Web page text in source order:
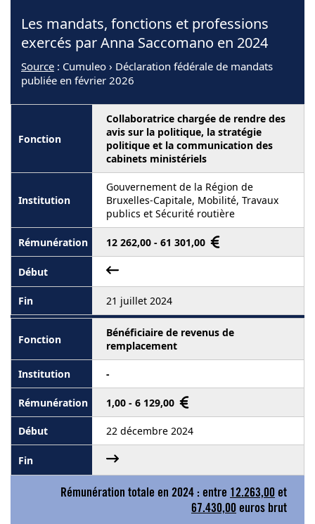
Les mandats, fonctions et professions
exercés par Anna Saccomano en 2024
Source : Cumuleo › Déclaration fédérale de mandats
publiée en février 2026
Collaboratrice chargée de rendre des
avis sur la politique, la stratégie
politique et la communication des
cabinets ministériels
Gouvernement de la Région de
Bruxelles-Capitale, Mobilité, Travaux
publics et Sécurité routière
12 262,00 - 61 301,00
21 juillet 2024
Bénéficiaire de revenus de
remplacement
-
1,00 - 6 129,00
22 décembre 2024
Rémunération totale en 2024 : entre 12.263,00 et
67.430,00 euros brut